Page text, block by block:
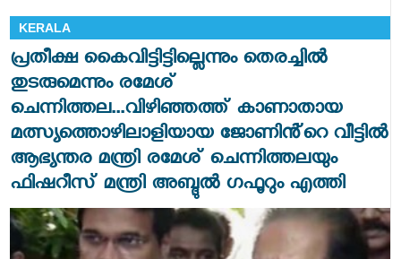
KERALA
പ്രതീക്ഷ കൈവിട്ടിട്ടില്ലെന്നും തെരച്ചിൽ
തുടരുമെന്നും രമേശ്
ചെന്നിത്തല...വിഴി‍ഞ്ഞത്ത് കാണാതായ
മത്സ്യത്തൊഴിലാളിയായ ജോണിൻ്റെ വീട്ടിൽ
ആഭ്യന്തര മന്ത്രി രമേശ് ചെന്നിത്തലയും
ഫിഷറീസ് മന്ത്രി അബ്ദുൽ ഗഫൂറും എത്തി